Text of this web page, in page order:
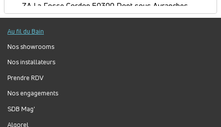
ZA La Fosse Cordon 50300 Pont sous Avranches
France
Itinéraire
Fermé
Jour
Plage
Lundi :
Mercredi :
Jeudi :
8h30-12h, 14h-18h
Vendredi :
Au fil du Bain
Nos showrooms
Nos installateurs
Prendre RDV
Nos engagements
SDB Mag'
Algorel